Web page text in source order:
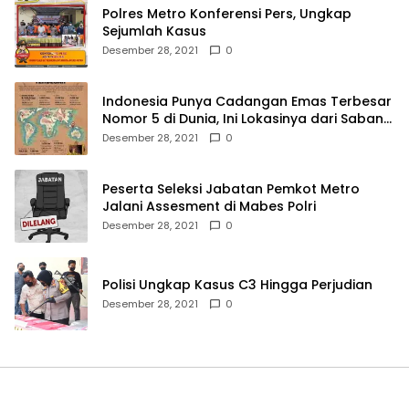
Polres Metro Konferensi Pers, Ungkap
Sejumlah Kasus
Desember 28, 2021 0
Indonesia Punya Cadangan Emas Terbesar
Nomor 5 di Dunia, Ini Lokasinya dari Sabang
hingga Merauke
Desember 28, 2021 0
Peserta Seleksi Jabatan Pemkot Metro
Jalani Assesment di Mabes Polri
Desember 28, 2021 0
Polisi Ungkap Kasus C3 Hingga Perjudian
Desember 28, 2021 0